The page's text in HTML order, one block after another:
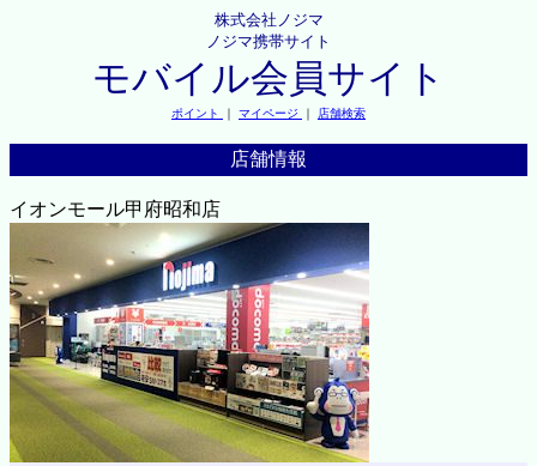
株式会社ノジマ
ノジマ携帯サイト
モバイル会員サイト
ポイント ｜ マイページ ｜ 店舗検索
店舗情報
イオンモール甲府昭和店